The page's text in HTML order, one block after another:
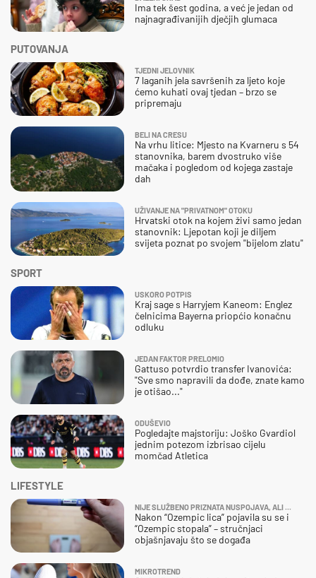
SPORT
USKORO POTPIS
Kraj sage s Harryjem Kaneom: Englez
čelnicima Bayerna priopćio konačnu
odluku
JEDAN FAKTOR PRELOMIO
Gattuso potvrdio transfer Ivanovića:
"Sve smo napravili da dođe, znate kamo
je otišao..."
ODUŠEVIO
Pogledajte majstoriju: Joško Gvardiol
jednim potezom izbrisao cijelu
momčad Atletica
Ima tek šest godina, a već je jedan od
najnagrađivanijih dječjih glumaca
PUTOVANJA
TJEDNI JELOVNIK
7 laganih jela savršenih za ljeto koje
ćemo kuhati ovaj tjedan – brzo se
pripremaju
BELI NA CRESU
Na vrhu litice: Mjesto na Kvarneru s 54
stanovnika, barem dvostruko više
mačaka i pogledom od kojega zastaje
dah
UŽIVANJE NA "PRIVATNOM" OTOKU
Hrvatski otok na kojem živi samo jedan
stanovnik: Ljepotan koji je diljem
svijeta poznat po svojem "bijelom zlatu"
LIFESTYLE
NIJE SLUŽBENO PRIZNATA NUSPOJAVA, ALI ...
Nakon “Ozempic lica” pojavila su se i
“Ozempic stopala” – stručnjaci
objašnjavaju što se događa
MIKROTREND